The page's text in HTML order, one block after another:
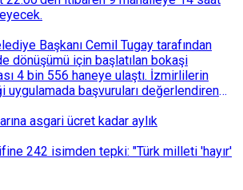
Başkanı Cemil Tugay tarafından
dönüşümü için başlatılan bokaşi
4 bin 556 haneye ulaştı. İzmirlilerin
başvuruları değerlendiren
Başkanlığı, farklı ilçelerde toplam
eğitimi düzenleyerek İzmirlileri
sistemine dahil etti.
asgari ücret kadar aylık
242 isimden tepki: "Türk milleti 'hayır'